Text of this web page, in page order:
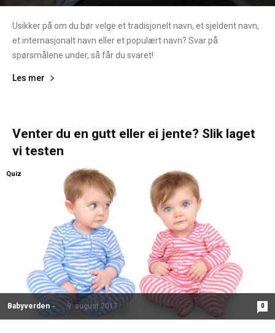
Usikker på om du bør velge et tradisjonelt navn, et sjeldent navn,
et internasjonalt navn eller et populært navn? Svar på
spørsmålene under, så får du svaret!
Les mer
Venter du en gutt eller ei jente? Slik laget
vi testen
Babyverden - 9. august 2017 0
Quiz